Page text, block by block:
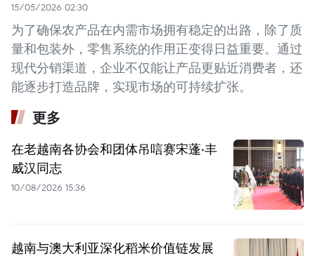
15/05/2026 02:30
为了确保农产品在内需市场拥有稳定的出路，除了质
量和包装外，零售系统的作用正变得日益重要。通过
现代分销渠道，企业不仅能让产品更贴近消费者，还
能逐步打造品牌，实现市场的可持续扩张。
更多
在老越南各协会和团体吊唁赛宋蓬·丰
威汉同志
10/08/2026 15:36
越南与澳大利亚深化稻米价值链发展